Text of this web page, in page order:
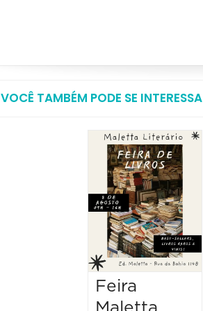
VOCÊ TAMBÉM PODE SE
Feira